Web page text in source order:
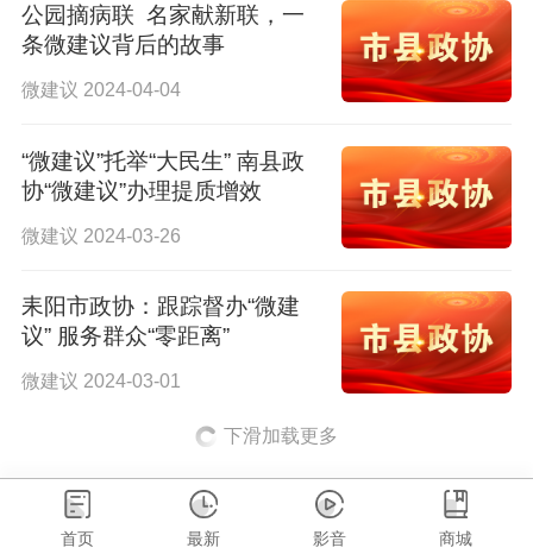
公园摘病联 名家献新联，一
条微建议背后的故事
微建议 2024-04-04
“微建议”托举“大民生” 南县政
协“微建议”办理提质增效
微建议 2024-03-26
耒阳市政协：跟踪督办“微建
议” 服务群众“零距离”
微建议 2024-03-01
下滑加载更多
首页 最新 影音 商城